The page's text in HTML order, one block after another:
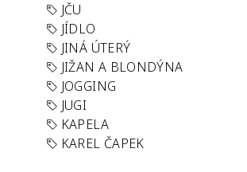
JČU
JÍDLO
JINÁ ÚTERÝ
JIŽAN A BLONDÝNA
JOGGING
JUGI
KAPELA
KAREL ČAPEK